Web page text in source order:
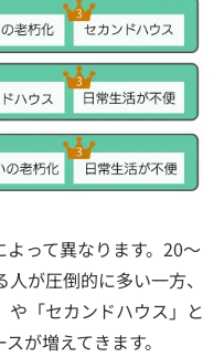
って異なります。20〜
が圧倒的に多い一方、
「セカンドハウス」と
が増えてきます。